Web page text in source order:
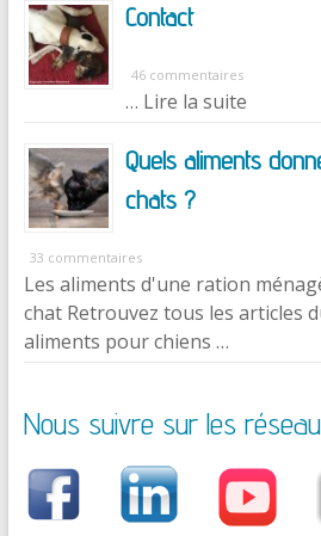
Contact
46 commentaires
… Lire la suite
Quels aliments
chats ?
33 commentaires
Les aliments d'une ration
chat Retrouvez tous les articles
aliments pour chiens …
Nous suivre sur les